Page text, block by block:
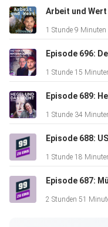
Kontoinhaber: 99 ZU
und
PayPal:
https://
Wenn ihr Zugang zu
dann
unterstützt uns doch
https://
Arbeit und Wert
1 Stunde 9 Minuten
1 Stunde 15
Episode 689:
1 Stunde 34
1 Stunde 18
2 Stunden 51